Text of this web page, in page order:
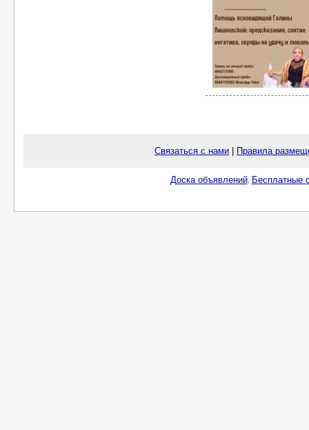
Связаться с нами Правила
Доска объявлений. Бесплатные